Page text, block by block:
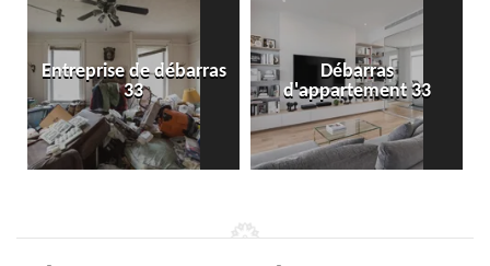
Entreprise de débarras
33
Débarras
d'appartement 33